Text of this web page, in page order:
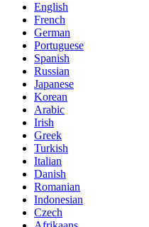
English
French
German
Portuguese
Spanish
Russian
Japanese
Korean
Arabic
Irish
Greek
Turkish
Italian
Danish
Romanian
Indonesian
Czech